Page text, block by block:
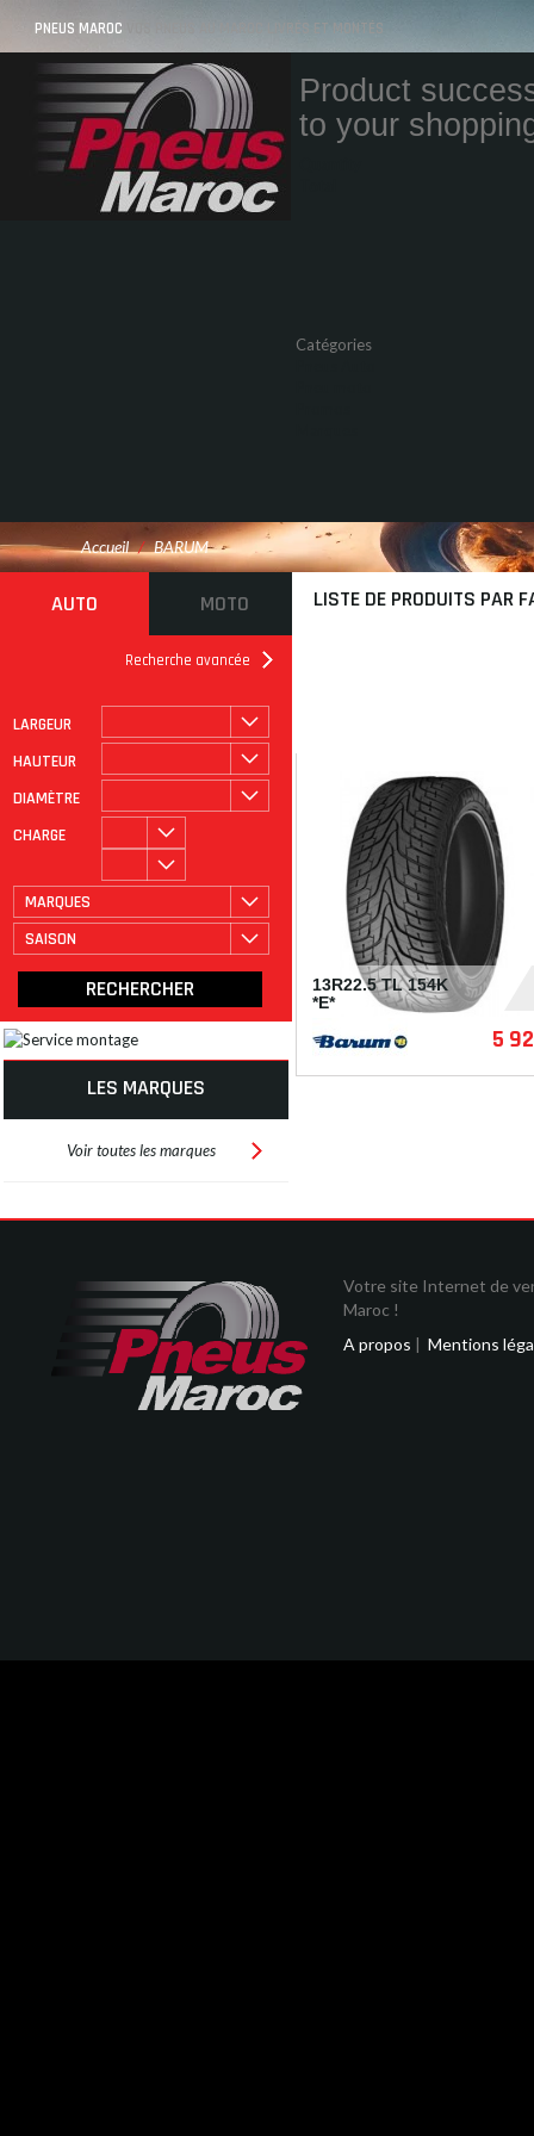
PNEUS MAROC VOS PNEUS AU MAROC LIVRÉS ET MONTÉS
Product
to your
Catégories
Accueil / BARUM
AUTO MOTO
Recherche avancée
LARGEUR
HAUTEUR
DIAMÈTRE
CHARGE
MARQUES
SAISON
LES MARQUES
Voir toutes les marques
LISTE DE PRODUITS PAR
13R22.5 TL 154K
*E*
5
VBA13225BS73
Votre site Internet de
Maroc !
A propos | Mentions